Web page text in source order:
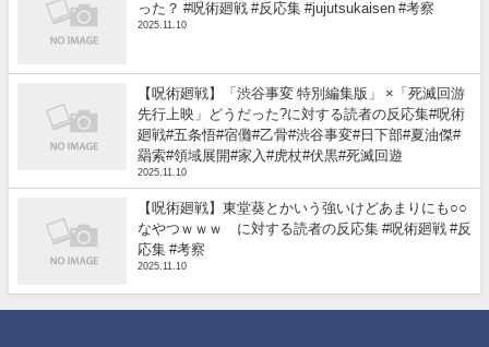
った？ #呪術廻戦 #反応集 #jujutsukaisen #考察
2025.11.10
【呪術廻戦】「渋谷事変 特別編集版」 ×「死滅回游
先行上映」どうだった?に対する読者の反応集#呪術
廻戦#五条悟#宿儺#乙骨#渋谷事変#日下部#夏油傑#
羂索#領域展開#家入#虎杖#伏黒#死滅回遊
2025.11.10
【呪術廻戦】東堂葵とかいう強いけどあまりにも○○
なやつｗｗｗ に対する読者の反応集 #呪術廻戦 #反
応集 #考察
2025.11.10